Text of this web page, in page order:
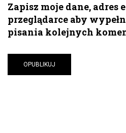
Zapisz moje dane,
przeglądarce aby
pisania kolejnych